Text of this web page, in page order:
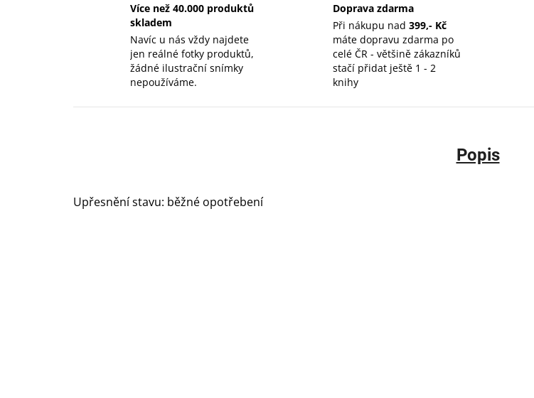
Více než 40.000 produktů
skladem
Navíc u nás vždy najdete
jen reálné fotky produktů,
žádné ilustrační snímky
nepoužíváme.
Doprava zdarma
Při nákupu nad 399,- Kč
máte dopravu zdarma po
celé ČR - většině zákazníků
stačí přidat ještě 1 - 2
knihy
Popis
Upřesnění stavu: běžné opotřebení